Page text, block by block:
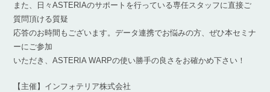
また、日々ASTERIAのサポートを行っている専任スタッフに直接ご
質問頂ける質疑
応答のお時間もございます。データ連携でお悩みの方、ぜひ本セミナ
ーにご参加
いただき、ASTERIA WARPの使い勝手の良さをお確かめ下さい！
【主催】インフォテリア株式会社